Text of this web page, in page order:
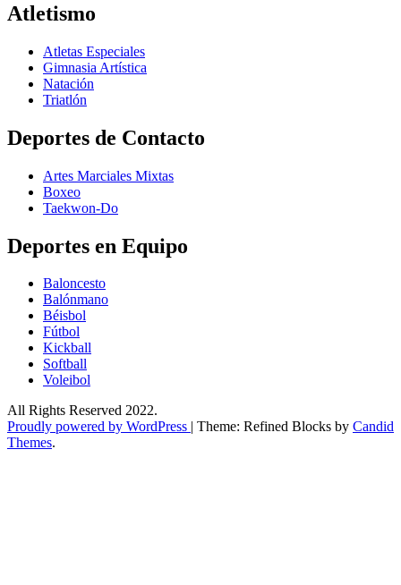
Atletismo
Atletas Especiales
Gimnasia Artística
Natación​
Triatlón​
Deportes de Contacto
Artes Marciales Mixtas
Boxeo
Taekwon-Do
Deportes en Equipo
Baloncesto
Balónmano
Béisbol
Fútbol
Kickball​
Softball​
Voleibol​
All Rights Reserved 2022.
Proudly powered by WordPress
Theme: Refined Blocks by Candid
Themes.